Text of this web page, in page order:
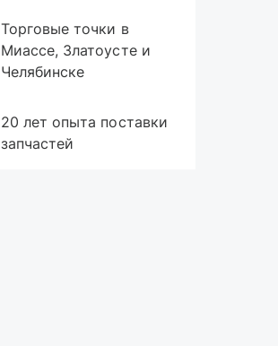
Торговые точки в
Миассе, Златоусте и
Челябинске
20 лет опыта поставки
запчастей